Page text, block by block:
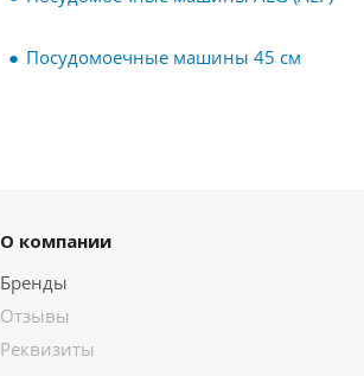
Посудомоечные машины 45 см
О компании
Бренды
Отзывы
Реквизиты